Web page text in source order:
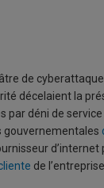
de
décelaient la
par déni de service
gouvernementales
de l’entreprise.